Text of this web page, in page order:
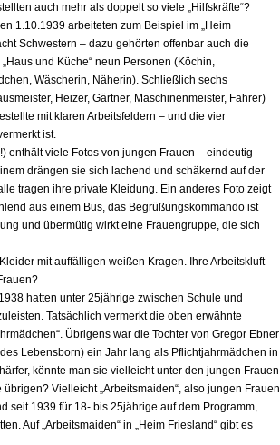
auch mehr als doppelt so viele „Hilfskräfte“?
1.10.1939 arbeiteten zum Beispiel im „Heim
Schwestern – dazu gehörten offenbar auch die
und Küche“ neun Personen (Köchin,
Wäscherin, Näherin). Schließlich sechs
Heizer, Gärtner, Maschinenmeister, Fahrer)
mit klaren Arbeitsfeldern – und die vier
ist.
enthält viele Fotos von jungen Frauen – eindeutig
drängen sie sich lachend und schäkernd auf der
tragen ihre private Kleidung. Ein anderes Foto zeigt
aus einem Bus, das Begrüßungskommando ist
und übermütig wirkt eine Frauengruppe, die sich
mit auffälligen weißen Kragen. Ihre Arbeitskluft
hatten unter 25jährige zwischen Schule und
Tatsächlich vermerkt die oben erwähnte
Übrigens war die Tochter von Gregor Ebner
Lebensborn) ein Jahr lang als Pflichtjahrmädchen in
könnte man sie vielleicht unter den jungen Frauen
Vielleicht „Arbeitsmaiden“, also jungen Frauen
seit 1939 für 18- bis 25jährige auf dem Programm,
Auf „Arbeitsmaiden“ in „Heim Friesland“ gibt es